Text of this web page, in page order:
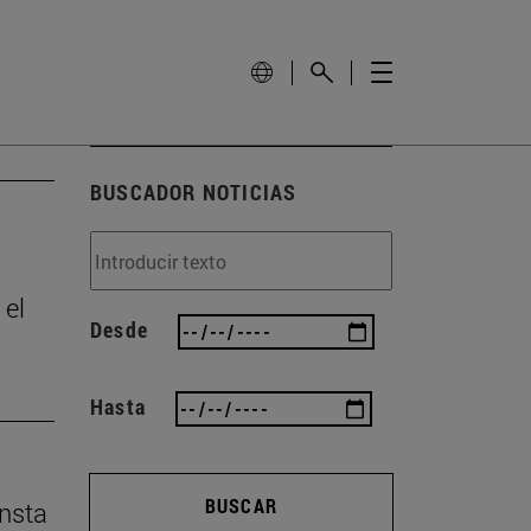
BUSCADOR NOTICIAS
Desde
Hasta
BUSCAR